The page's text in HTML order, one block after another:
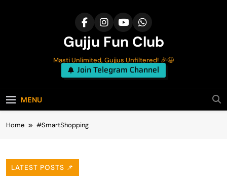
Gujju Fun Club
Masti Unlimited, Gujjus Unfiltered! 🎉😃
Join Telegram Channel
MENU
Home #SmartShopping
LATEST POSTS 📌